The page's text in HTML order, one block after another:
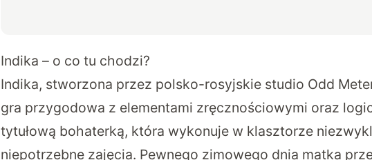
Indika – o co tu chodzi?
Indika, stworzona przez polsko-rosyjskie studio Odd
gra przygodowa z elementami zręcznościowymi oraz
tytułową bohaterką, która wykonuje w klasztorze
niepotrzebne zajęcia. Pewnego zimowego dnia matka